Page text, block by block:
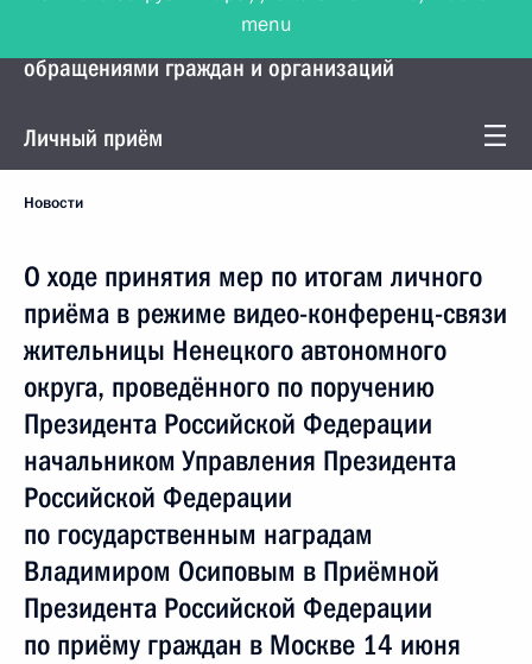
Управление Президента по работе с
обращениями граждан и организаций
Личный приём
Новости
О ходе принятия мер по итогам личного
приёма в режиме видео-конференц-связи
жительницы Ненецкого автономного
округа, проведённого по поручению
Президента Российской Федерации
начальником Управления Президента
Российской Федерации
по государственным наградам
Владимиром Осиповым в Приёмной
Президента Российской Федерации
по приёму граждан в Москве 14 июня